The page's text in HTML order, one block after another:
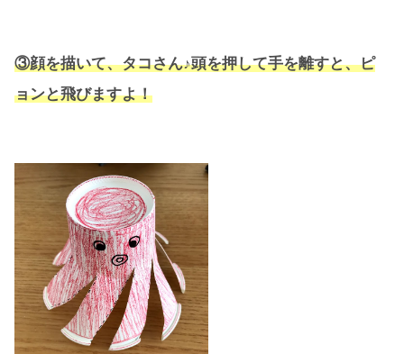
③顔を描いて、タコさん♪頭を押して手を離すと、ピ
ョンと飛びますよ！